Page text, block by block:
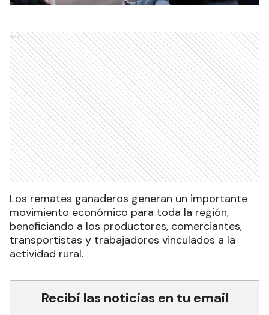
Ads
Los remates ganaderos generan un importante
movimiento económico para toda la región,
beneficiando a los productores, comerciantes,
transportistas y trabajadores vinculados a la
actividad rural.
Recibí las noticias en tu email